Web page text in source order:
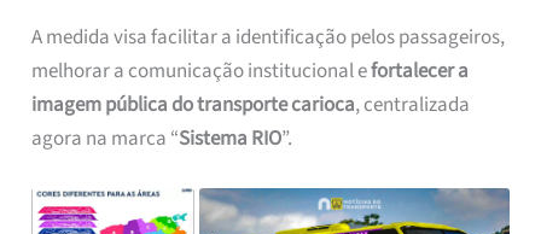
A medida visa facilitar a identificação pelos passageiros,
melhorar a comunicação institucional efortalecer a
imagem pública do transporte carioca, centralizada
agora na marca “Sistema RIO”.